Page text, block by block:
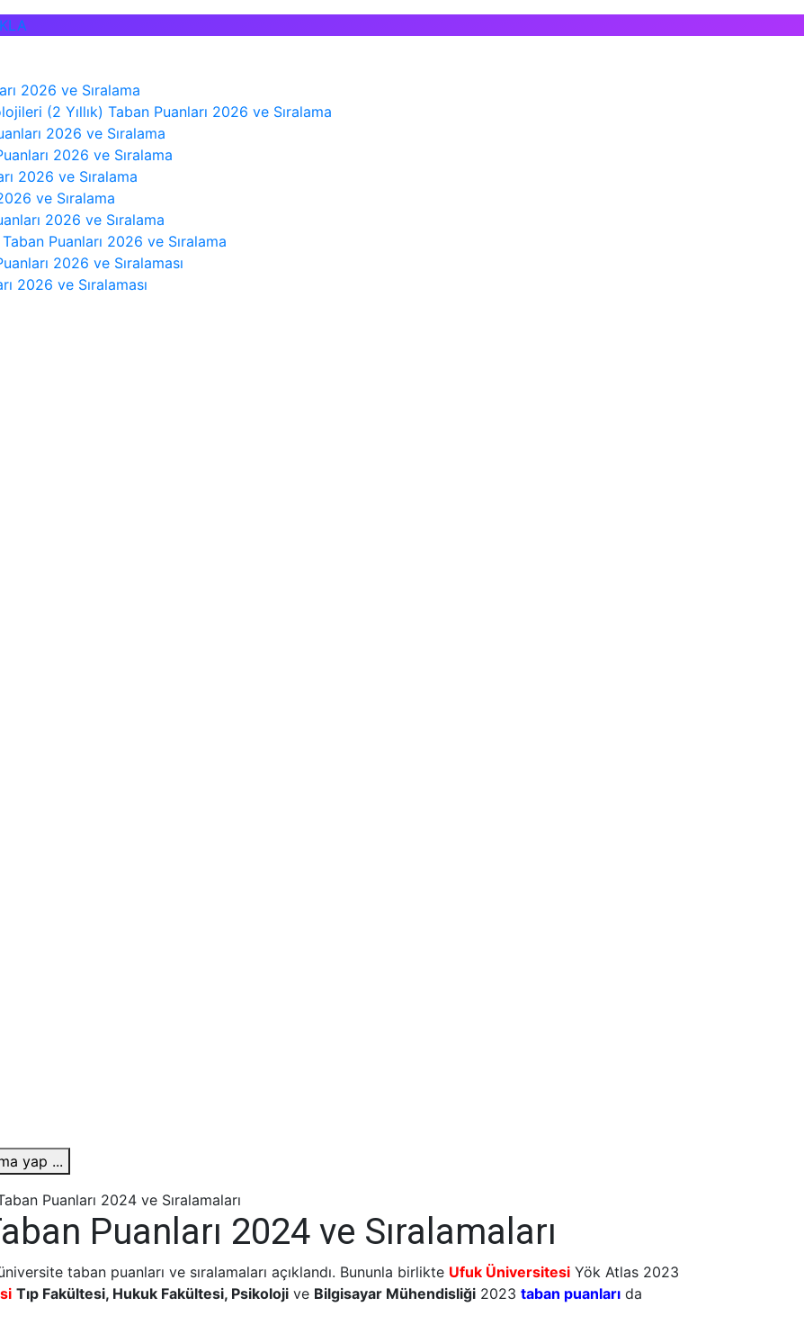
2026 ve Sıralama
(2 Yıllık) Taban Puanları 2026 ve Sıralama
2026 ve Sıralama
2026 ve Sıralama
2026 ve Sıralama
ve Sıralama
2026 ve Sıralama
Puanları 2026 ve Sıralama
2026 ve Sıralaması
2026 ve Sıralaması
yap ...
Puanları 2024 ve Sıralamaları
Puanları 2024 ve Sıralamaları
taban puanları ve sıralamaları açıklandı. Bununla birlikte Ufuk Üniversitesi Yök Atlas 2023
Tıp Fakültesi, Hukuk Fakültesi, Psikoloji ve Bilgisayar Mühendisliği 2023 taban puanları da